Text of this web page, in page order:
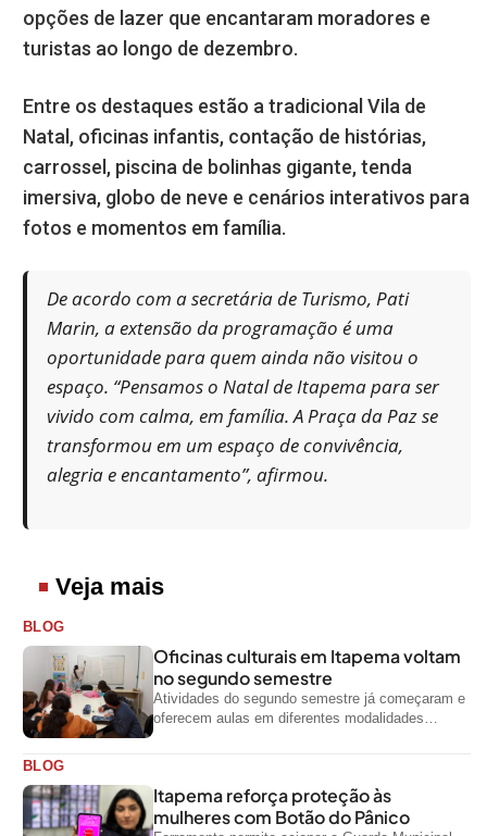
opções de lazer que encantaram moradores e
turistas ao longo de dezembro.
Entre os destaques estão a tradicional Vila de
Natal, oficinas infantis, contação de histórias,
carrossel, piscina de bolinhas gigante, tenda
imersiva, globo de neve e cenários interativos para
fotos e momentos em família.
De acordo com a secretária de Turismo, Pati
Marin, a extensão da programação é uma
oportunidade para quem ainda não visitou o
espaço. “Pensamos o Natal de Itapema para ser
vivido com calma, em família. A Praça da Paz se
transformou em um espaço de convivência,
alegria e encantamento”, afirmou.
Veja mais
BLOG
Oficinas culturais em Itapema voltam
no segundo semestre
Atividades do segundo semestre já começaram e
oferecem aulas em diferentes modalidades
BLOG
Itapema reforça proteção às
mulheres com Botão do Pânico